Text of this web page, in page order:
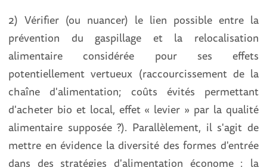
2) Vérifier (ou nuancer) le lien possible entre la
prévention du gaspillage et la relocalisation
alimentaire considérée pour ses effets
potentiellement vertueux (raccourcissement de la
chaîne d'alimentation; coûts évités permettant
d'acheter bio et local, effet « levier » par la qualité
alimentaire supposée ?). Parallèlement, il s'agit de
mettre en évidence la diversité des formes d'entrée
dans des stratégies d'alimentation économe : la